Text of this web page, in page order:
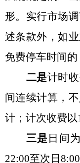
形。实行市场
述条款外，如
免费停车时间的
二是计时
间连续计算，
计； 计次收费以
三是 日间
22:00至次日